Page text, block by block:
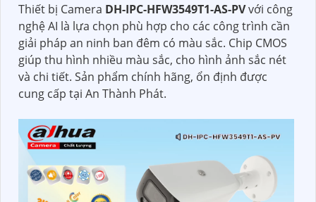
Thiết bị Camera DH-IPC-HFW3549T1-AS-PVvới công
nghệ AI là lựa chọn phù hợp cho các công trình cần
giải pháp an ninh ban đêm có màu sắc. Chip CMOS
giúp thu hình nhiều màu sắc, cho hình ảnh sắc nét
và chi tiết. Sản phẩm chính hãng, ổn định được
cung cấp tại An Thành Phát.